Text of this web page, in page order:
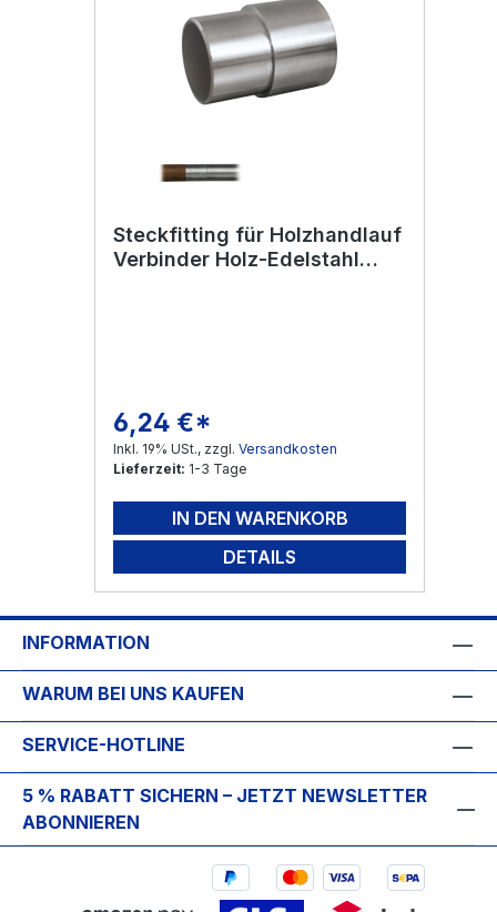
Steckfitting für Holzhandlauf
Verbinder Holz-Edelstahl
Regulärer Preis:
6,24 €*
Inkl. 19% USt., zzgl. Versandkosten
Lieferzeit: 1-3 Tage
IN DEN WARENKORB
DETAILS
INFORMATION
WARUM BEI UNS KAUFEN
SERVICE-HOTLINE
5 % RABATT SICHERN – JETZT NEWSLETTER
ABONNIEREN